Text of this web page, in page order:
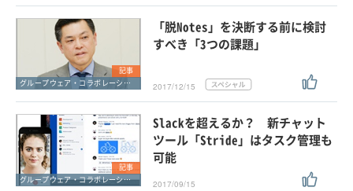
記事
グループウェア・コラボレーション
「脱Notes」を決断する前に検討
すべき「3つの課題」
2017/12/15
記事
グループウェア・コラボレーション
Slackを超えるか？ 新チャット
ツール「Stride」はタスク管理も
可能
2017/09/15